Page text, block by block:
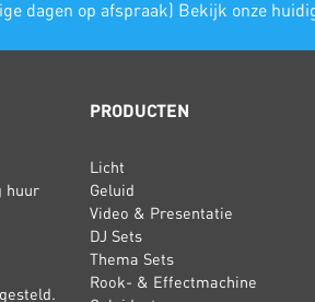
dagen op afspraak) Bekijk onze
huur
PRODUCTEN
Licht
Geluid
Video & Presentatie
DJ Sets
Thema Sets
Rook- & Effectmachine